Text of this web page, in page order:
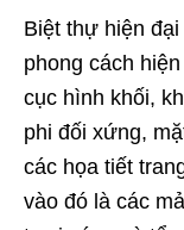
Biệt thự hiện
phong cách
cục hình khối,
phi đối xứng,
các họa tiết
vào đó là các